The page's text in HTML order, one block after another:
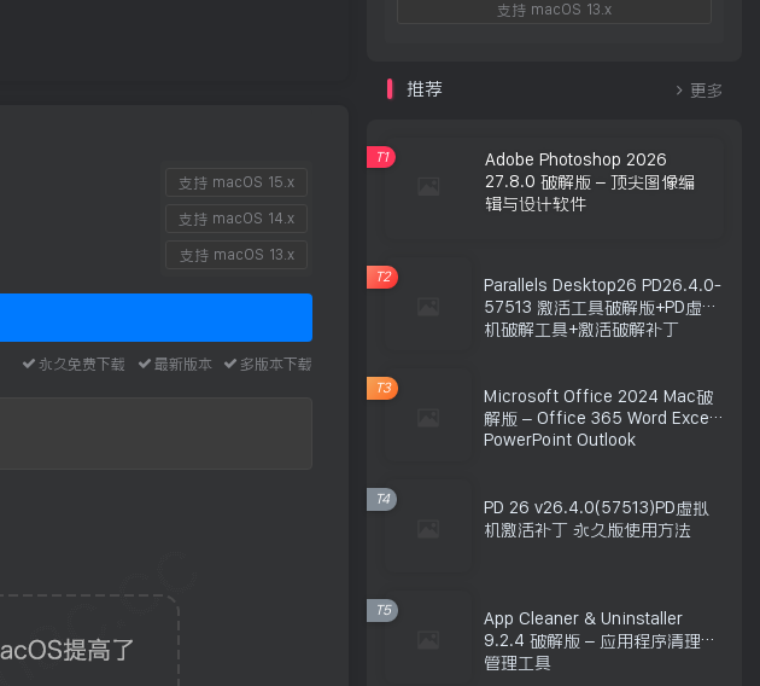
永久免费下载 最新版本 多版本下载
支持 macOS 15.x
支持 macOS 14.x
支持 macOS 13.x
支持 macOS 13.x
推荐 更多
Adobe Photoshop 2026
27.8.0 破解版 – 顶尖图像编
辑与设计软件
T1
Parallels Desktop26 PD26.4.0-
57513 激活工具破解版+PD虚拟
机破解工具+激活破解补丁
T2
Microsoft Office 2024 Mac破
解版 – Office 365 Word Excel
PowerPoint Outlook
T3
PD 26 v26.4.0(57513)PD虚拟
机激活补丁 永久版使用方法
T4
App Cleaner & Uninstaller
9.2.4 破解版 – 应用程序清理和
管理工具
T5